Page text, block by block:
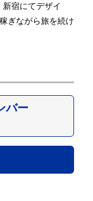
宿にてデザイ
ぎながら旅を続け
バー